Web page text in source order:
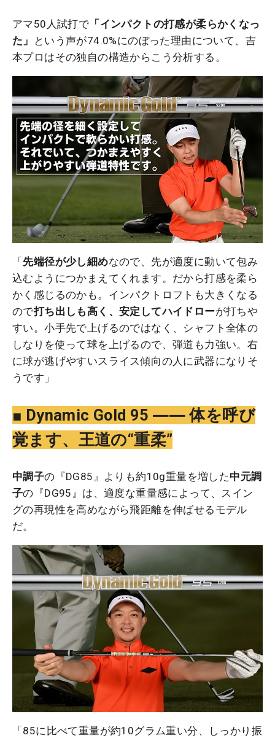
アマ50人試打で 「インパクトの打感が柔らかくなっ
た」
という声が74.0%にのぼった理由について、吉
本プロはその独自の構造からこう分析する。
「先端径が少し細めなので、先が適度に動いて包み
込むようにつかまえてくれます。だから打感を柔ら
かく感じるのかも。インパクトロフトも大きくなる
ので打ち出しも高く、安定してハイドローが打ちや
すい。小手先で上げるのではなく、シャフト全体の
しなりを使って球を上げるので、弾道も力強い。右
に球が逃げやすいスライス傾向の人に武器になりそ
うです」
■ Dynamic Gold 95 ―― 体を呼び
覚ます、王道の“重柔”
中調子の『DG85』よりも約10g重量を増した中元調
子の『DG95』は、適度な重量感によって、スイン
グの再現性を高めながら飛距離を伸ばせるモデル
だ。
「85に比べて重量が約10グラム重い分、しっかり振